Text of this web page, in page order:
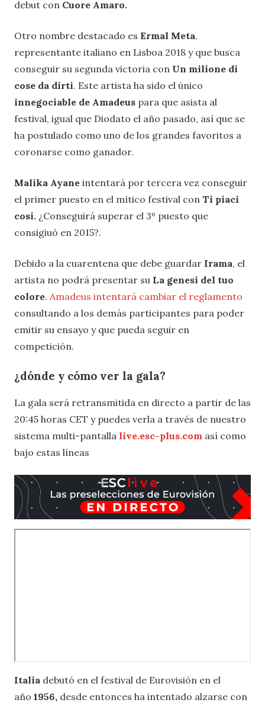
debut con Cuore Amaro.
Otro nombre destacado es Ermal Meta,
representante italiano en Lisboa 2018 y que busca
conseguir su segunda victoria con Un milione di
cose da dirti. Este artista ha sido el único
innegociable de Amadeus para que asista al
festival, igual que Diodato el año pasado, así que se
ha postulado como uno de los grandes favoritos a
coronarse como ganador.
Malika Ayane intentará por tercera vez conseguir
el primer puesto en el mítico festival con Ti piaci
cosi. ¿Conseguirá superar el 3º puesto que
consigiuó en 2015?.
Debido a la cuarentena que debe guardar Irama, el
artista no podrá presentar su La genesi del tuo
colore. Amadeus intentará cambiar el reglamento
consultando a los demás participantes para poder
emitir su ensayo y que pueda seguir en
competición.
¿dónde y cómo ver la gala?
La gala será retransmitida en directo a partir de las
20:45 horas CET y puedes verla a través de nuestro
sistema multi-pantalla live.esc-plus.com así como
bajo estas líneas
Italia debutó en el festival de Eurovisión en el
año 1956, desde entonces ha intentado alzarse con